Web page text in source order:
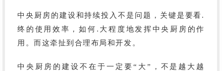
中央厨房的建设和持续投入不是问题，关键是要看.
终的使用效率，如何.大程度地发挥中央厨房的作
用。而这牵扯到合理布局和开发。
中央厨房的建设不在于一定要“大”，不是越大越